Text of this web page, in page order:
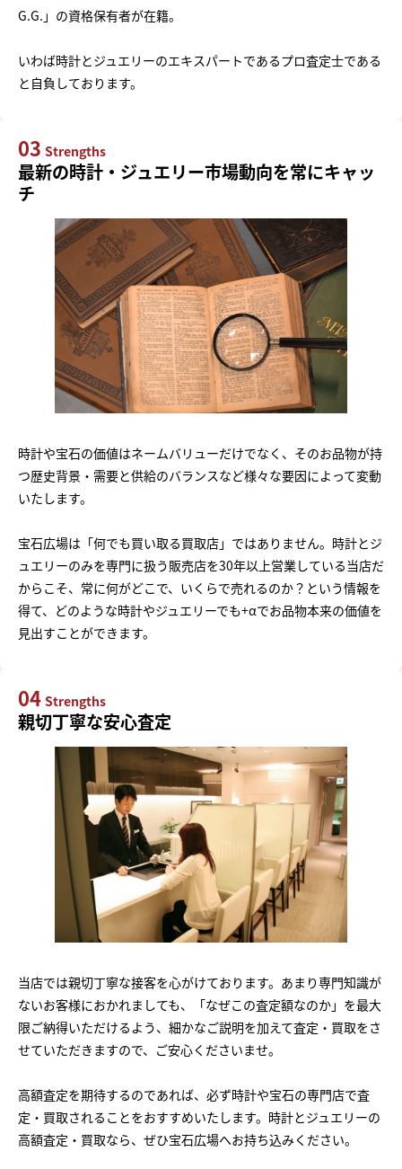
G.G.」の資格保有者が在籍。
いわば時計とジュエリーのエキスパートであるプロ査定士である
と自負しております。
03 Strengths
最新の時計・ジュエリー市場動向を常にキャッ
チ
時計や宝石の価値はネームバリューだけでなく、そのお品物が持
つ歴史背景・需要と供給のバランスなど様々な要因によって変動
いたします。
宝石広場は「何でも買い取る買取店」ではありません。時計とジ
ュエリーのみを専門に扱う販売店を30年以上営業している当店だ
からこそ、常に何がどこで、いくらで売れるのか？という情報を
得て、どのような時計やジュエリーでも+αでお品物本来の価値を
見出すことができます。
04 Strengths
親切丁寧な安心査定
当店では親切丁寧な接客を心がけております。あまり専門知識が
ないお客様におかれましても、「なぜこの査定額なのか」を最大
限ご納得いただけるよう、細かなご説明を加えて査定・買取をさ
せていただきますので、ご安心くださいませ。
高額査定を期待するのであれば、必ず時計や宝石の専門店で査
定・買取されることをおすすめいたします。時計とジュエリーの
高額査定・買取なら、ぜひ宝石広場へお持ち込みください。